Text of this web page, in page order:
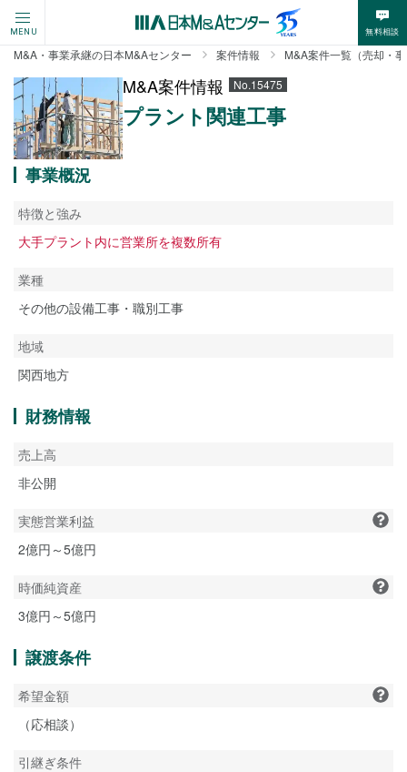
MENU 無料相談
M&A・事業承継の日本M&Aセンター 案件情報 M&A案件一覧（売却・
M&A案件情報 No.15475
プラント関連工事
事業概況
特徴と強み
大手プラント内に営業所を複数所有
業種
その他の設備工事・職別工事
地域
関西地方
財務情報
売上高
非公開
実態営業利益
2億円～5億円
時価純資産
3億円～5億円
譲渡条件
希望金額
（応相談）
引継ぎ条件